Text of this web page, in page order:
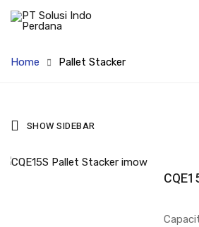
Home Pallet Stacker
SHOW SIDEBAR